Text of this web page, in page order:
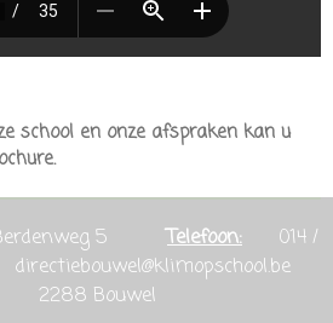
school en onze afspraken kan u
5Telefoon: 014 /
Bouwel